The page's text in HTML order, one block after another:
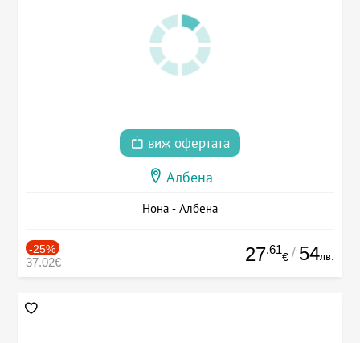
виж офертата
Албена
Нона - Албена
-25%
37.02€ 27.61
€ / 54лв.